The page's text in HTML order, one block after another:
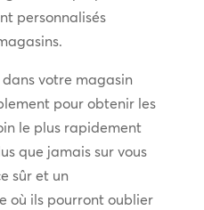
personnalisés
votre magasin
pour obtenir les
le plus rapidement
que jamais sur vous
sûr et un
où ils pourront oublier